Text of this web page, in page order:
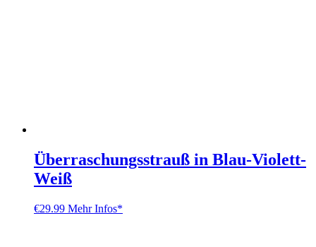
Überraschungsstrauß in Blau-Violett-
Weiß
€29.99 Mehr Infos*